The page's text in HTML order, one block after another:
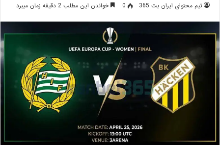
تیم محتوای ایران بت 365 0 خواندن این مطلب 2 دقیقه زمان میبرد